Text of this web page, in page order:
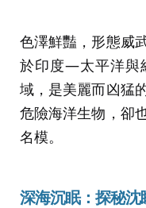
色澤鮮豔，形態威
於印度—太平洋與
域，是美麗而凶猛
危險海洋生物，卻
名模。
深海沉眠：探秘